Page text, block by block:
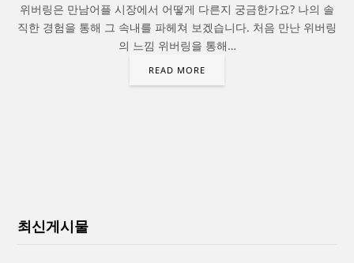
위버링은 만남어플 시장에서 어떻게 다른지 궁금한가요? 나의 솔
직한 경험을 통해 그 속내를 파헤쳐 보겠습니다. 처음 만난 위버링
의 느낌 위버링을 통해…
READ MORE
최신게시물